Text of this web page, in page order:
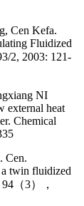
Cen Kefa.
Fluidized
2, 2003: 121-
NI
external heat
Chemical
Cen.
twin fluidized
（3），